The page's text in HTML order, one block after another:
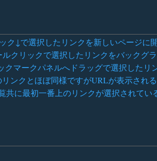
ク↓で選択したリンクを新しいページに
ルクリックで選択したリンクをバックグ
クマークパネルへドラッグで選択した
ンクとほぼ同様ですがURLが表示され
に最初一番上のリンクが選択されて